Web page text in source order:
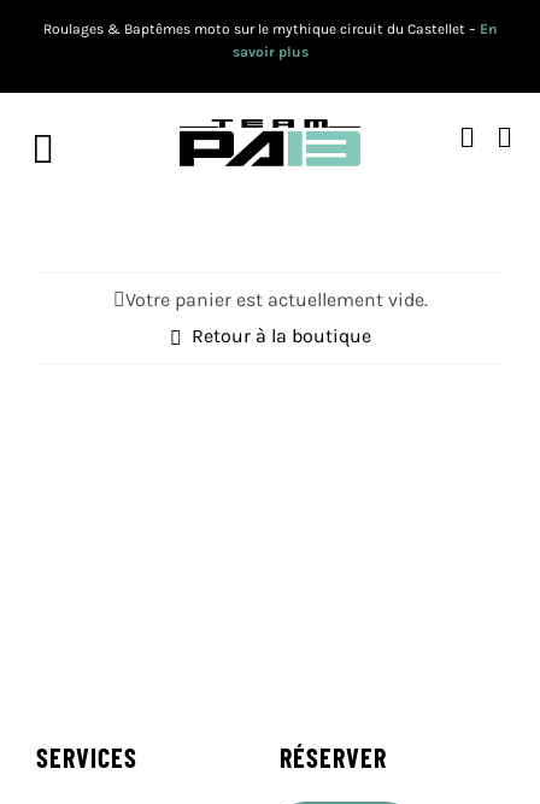
Roulages & Baptêmes moto sur le mythique circuit du Castellet – En
savoir plus
Toggle
🗓️ CALENDRIER 2026
PRESTATIONS
Votre panier est actuellement vide.
Retour à la boutique
SERVICES RÉSERVER